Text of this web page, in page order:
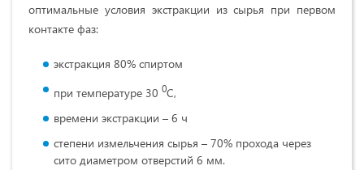
оптимальные условия экстракции из сырья при первом
контакте фаз:
экстракция 80% спиртом
при температуре 30 0С,
времени экстракции – 6 ч
степени измельчения сырья – 70% прохода через
сито диаметром отверстий 6 мм.